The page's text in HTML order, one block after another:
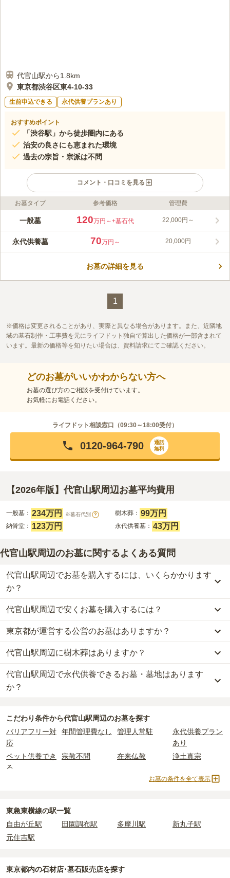
代官山駅から1.8km
東京都渋谷区東4-10-33
生前申込できる 永代供養プランあり
おすすめポイント
「渋谷駅」から徒歩圏内にある
治安の良さにも恵まれた環境
過去の宗旨・宗派は不問
コメント・口コミを見る
ライフドット編集部のコメント
1650年に創建された臨済宗の寺院です。 「渋谷駅」「恵比寿
す。 都心の駅の近くにありながら、驚くほど静かな場所にあり
ます。 國學院大學、実践女子、青山学院初等部、東京女学館や
この霊園はまだ誰からも評価されていません。
お墓タイプ 参考価格 管理費
一般墓 120万円～+墓石代 22,000円～
永代供養墓 70万円～ 20,000円
お墓の詳細を見る
1
価格は変更されることがあり、実際と異なる場合があります。また、近隣地
域の墓石制作・工事費を元にライフドット独自で算出した価格が一部含まれて
います。最新の価格等を知りたい場合は、資料請求にてご確認ください。
どのお墓がいいかわからない方へ
お墓の選び方のご相談を受付けています。
お気軽にお電話ください。
ライフドット相談窓口（09:30～18:00受付）
0120-964-790
通話
無料
【2026年版】代官山駅周辺お墓平均費用
一般墓： 234万円 ※墓石代別 ? 樹木葬： 99万円
納骨堂： 123万円 永代供養墓： 43万円
代官山駅周辺のお墓に関するよくある質問
代官山駅周辺でお墓を購入するには、いくらかかります
か？
代官山駅周辺での購入費用の目安は、一般墓が約401万円、樹木葬
が約99万円、納骨堂が約123万円、永代供養墓が約43万円です。
一般墓を建てる場合は、「永代使用料（土地代）」と「墓石代」の
2つが主な費用となります。
代官山駅周辺の一般墓の永代使用料の平均は
で、墓石代は
さ・素材によって変わります。
樹木葬・納骨堂・永代供養墓は、基本的に墓石代がかからず、永代
なお、お墓によっては以下の費用が別途かかる場合があります。
・開眼法要の費用：お墓を新しく建てた際に行う儀式のための費
用。僧侶に渡すお布施がかかります。
・納骨式の費用
：お墓に遺骨を納める儀式のための費用。僧侶に渡
すお布施、会食などの費用がかかります。
：お墓の管理費。契約後、毎年発生するケースがあり
正確な費用は、区画や石材の選び方によって大きく変わるため、見
積もりを取るまで確定しません。
現地見学では、担当者に「提示金額以外にかかる費用はないか」を
内を取り寄せることができます。
代官山駅周辺で安くお墓を購入するには？
代官山駅周辺で一番安価なお墓は、青葉台の杜の 永代供養墓
30
万円からお求めいただけます。
一般的に最も費用を抑えられるのは、他の方のご遺骨と一緒に埋葬
する「合祀墓（ごうしぼ）」と呼ばれるタイプです。個別のお墓に
比べて省スペースで管理の手間がかからないため、費用が安く設定
されています。
価格の目安は、1名あたり5万円〜30万円程度です。
代官山駅周辺で安価なお墓を探したい場合は、
替えてお墓を探すのがおすすめです。
東京都が運営する公営のお墓はありますか？
代官山駅周辺には、公営の霊園の掲載がありません。
一方で、東京都内には、県または市区町村が運営する公営の霊園が
16件あります。
公営霊園は民営の霊園と異なり、契約にあたって応募資格が設けら
主な条件として、遺骨がすでにある、該当の市区町村に一定年数以
上住んでいるなどが挙げられます。
条件を満たさない場合は、申し込み自体ができないことも多いた
め、事前の確認が重要です。
契約条件の詳細は、各霊園のページをご確認いただくか、資料請求
代官山駅周辺に樹木葬はありますか？
代官山駅周辺には、2件の樹木葬があります。
詳しくは、
代官山駅周辺で永代供養できるお墓・墓地はあります
か？
詳しくは、代官山駅周辺の永代供養の一覧をご覧ください。
こだわり条件から代官山駅周辺のお墓を探す
バリアフリー対
応
年間管理費なし 管理人常駐
永代供養プラン
あり
ペット供養でき
る
宗教不問 在来仏教 浄土真宗
天台宗
民営霊園
寺院墓地
3人用区画あり
お墓の条件を全て表示
東急東横線の駅一覧
自由が丘駅
田園調布駅 多摩川駅
新丸子駅
元住吉駅
東京都内の石材店･墓石販売店を探す